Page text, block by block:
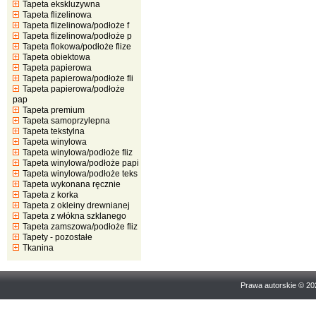
Tapeta ekskluzywna
Tapeta flizelinowa
Tapeta flizelinowa/podłoże f
Tapeta flizelinowa/podłoże p
Tapeta flokowa/podłoże flize
Tapeta obiektowa
Tapeta papierowa
Tapeta papierowa/podłoże fli
Tapeta papierowa/podłoże
pap
Tapeta premium
Tapeta samoprzylepna
Tapeta tekstylna
Tapeta winylowa
Tapeta winylowa/podłoże fliz
Tapeta winylowa/podłoże papi
Tapeta winylowa/podłoże teks
Tapeta wykonana ręcznie
Tapeta z korka
Tapeta z okleiny drewnianej
Tapeta z włókna szklanego
Tapeta zamszowa/podłoże fliz
Tapety - pozostałe
Tkanina
Prawa autorskie ©